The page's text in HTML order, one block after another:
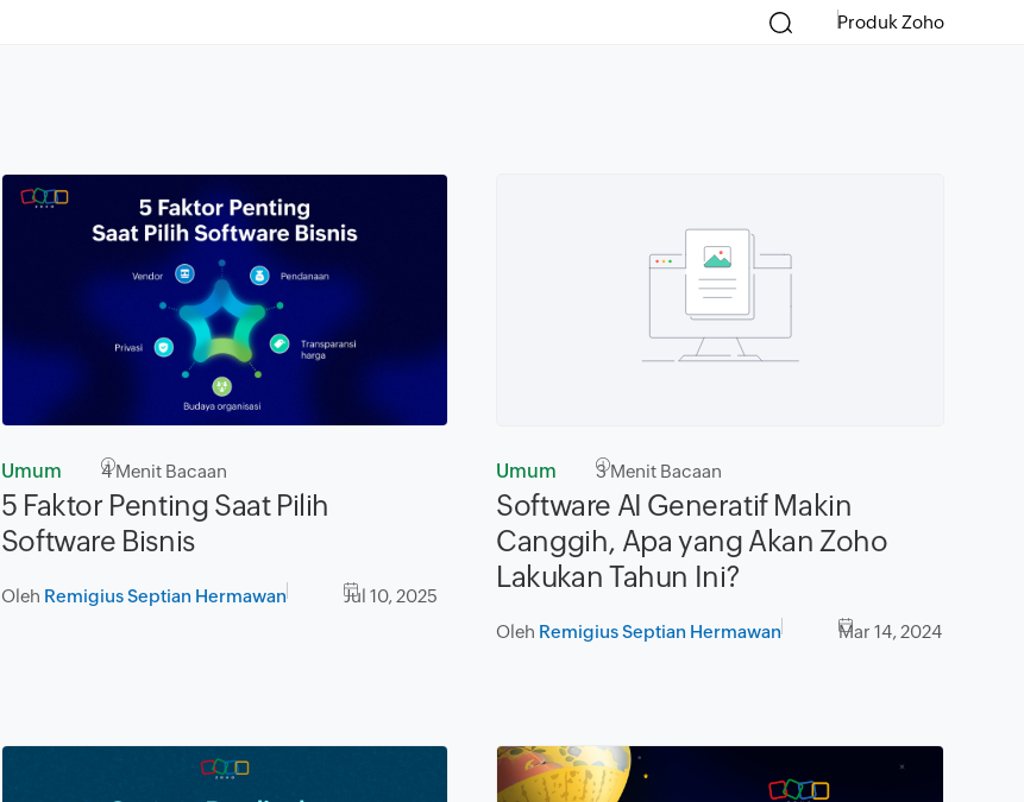
Produk Zoho
Umum 4Menit Bacaan
5 Faktor Penting Saat Pilih
Software Bisnis
Oleh Remigius Septian Hermawan Jul 10, 2025
Umum 3Menit Bacaan
Software AI Generatif Makin
Canggih, Apa yang Akan Zoho
Lakukan Tahun Ini?
Oleh Remigius Septian Hermawan Mar 14, 2024